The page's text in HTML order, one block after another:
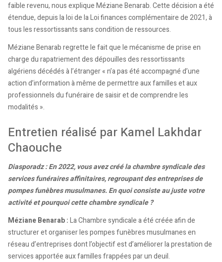
faible revenu, nous explique Méziane Benarab. Cette décision a été
étendue, depuis la loi de la Loi finances complémentaire de 2021, à
tous les ressortissants sans condition de ressources.
Méziane Benarab regrette le fait que le mécanisme de prise en
charge du rapatriement des dépouilles des ressortissants
algériens décédés à l’étranger « n’a pas été accompagné d’une
action d’information à même de permettre aux familles et aux
professionnels du funéraire de saisir et de comprendre les
modalités ».
Entretien réalisé par Kamel Lakhdar
Chaouche
Diasporadz : En 2022, vous avez créé la chambre syndicale des
services funéraires affinitaires, regroupant des entreprises de
pompes funèbres musulmanes. En quoi consiste au juste votre
activité et pourquoi cette chambre syndicale ?
Méziane Benarab :La Chambre syndicale a été créée afin de
structurer et organiser les pompes funèbres musulmanes en
réseau d’entreprises dont l’objectif est d’améliorer la prestation de
services apportée aux familles frappées par un deuil.